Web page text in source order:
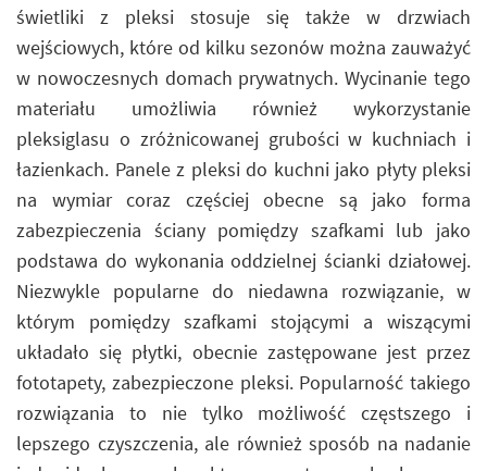
świetliki z pleksi stosuje się także w drzwiach
wejściowych, które od kilku sezonów można zauważyć
w nowoczesnych domach prywatnych. Wycinanie tego
materiału umożliwia również wykorzystanie
pleksiglasu o zróżnicowanej grubości w kuchniach i
łazienkach. Panele z pleksi do kuchni jako płyty pleksi
na wymiar coraz częściej obecne są jako forma
zabezpieczenia ściany pomiędzy szafkami lub jako
podstawa do wykonania oddzielnej ścianki działowej.
Niezwykle popularne do niedawna rozwiązanie, w
którym pomiędzy szafkami stojącymi a wiszącymi
układało się płytki, obecnie zastępowane jest przez
fototapety, zabezpieczone pleksi. Popularność takiego
rozwiązania to nie tylko możliwość częstszego i
lepszego czyszczenia, ale również sposób na nadanie